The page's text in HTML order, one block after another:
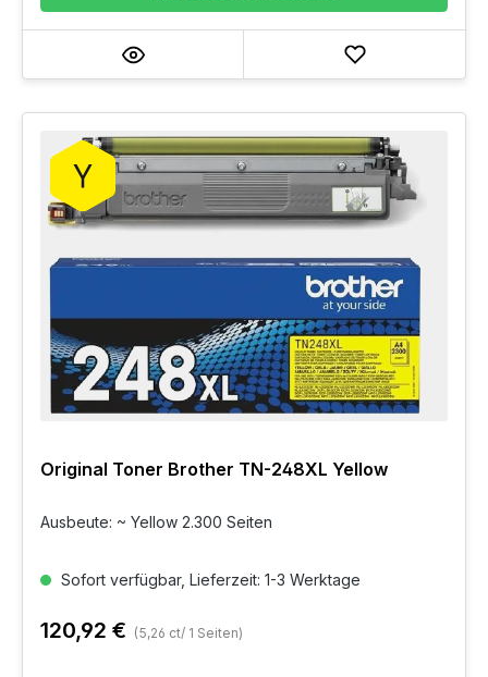
Original Toner Brother TN-248XL Yellow
Ausbeute: ~ Yellow 2.300 Seiten
Sofort verfügbar, Lieferzeit: 1-3 Werktage
120,92 € (5,26 ct/ 1 Seiten)